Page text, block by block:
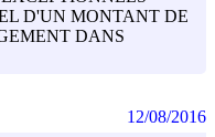
D'UN MONTANT DE
DANS
12/08/2016